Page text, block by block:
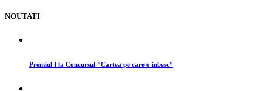
NOUTATI
Premiul I la Concursul ”Cartea pe care o iubesc”